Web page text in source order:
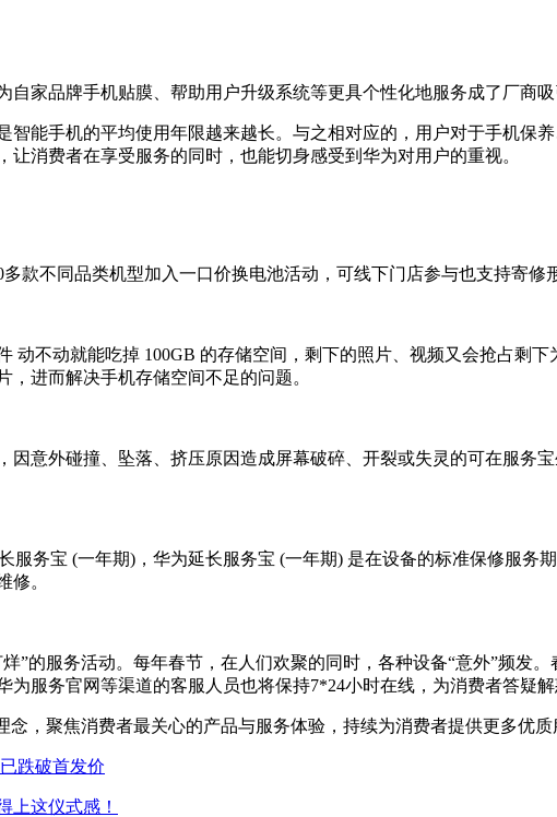
家品牌手机贴膜、帮助用户升级系统等更具个性化地服务成了厂商吸
智能手机的平均使用年限越来越长。与之相对应的，用户对于手机保
消费者在享受服务的同时，也能切身感受到华为对用户的重视。
款不同品类机型加入一口价换电池活动，可线下门店参与也支持寄修
动不动就能吃掉 100GB 的存储空间，剩下的照片、视频又会抢占剩
，进而解决手机存储空间不足的问题。
因意外碰撞、坠落、挤压原因造成屏幕破碎、开裂或失灵的可在服务
服务宝 (一年期)，华为延长服务宝 (一年期) 是在设备的标准保修服务
修。
”的服务活动。每年春节，在人们欢聚的同时，各种设备“意外”频发
为服务官网等渠道的客服人员也将保持7*24小时在线，为消费者答疑
，聚焦消费者最关心的产品与服务体验，持续为消费者提供更多优质
跌破首发价
上这仪式感！